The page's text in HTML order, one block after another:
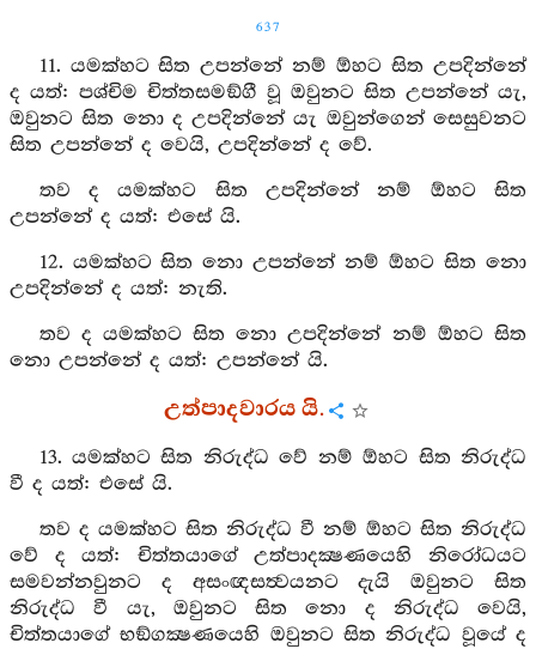
637
11. යමක්හට සිත උපන්නේ නම් ඕහට සිත උපදින්නේ
ද යත්: පශ්චිම චිත්තසමඞ්ගී වූ ඔවුනට සිත උපන්නේ යැ,
ඔවුනට සිත නො ද උපදින්නේ යැ ඔවුන්ගෙන් සෙසුවනට
සිත උපන්නේ ද වෙයි, උපදින්නේ ද වේ.
තව ද යමක්හට සිත උපදින්නේ නම් ඕහට සිත
උපන්නේ ද යත්: එසේ යි.
12. යමක්හට සිත නො උපන්නේ නම් ඕහට සිත නො
උපදින්නේ ද යත්: නැති.
තව ද යමක්හට සිත නො උපදින්නේ නම් ඕහට සිත
නො උපන්නේ ද යත්: උපන්නේ යි.
උත්පාදවාරය යි.
13. යමක්හට සිත නිරුද්ධ වේ නම් ඕහට සිත නිරුද්ධ
වී ද යත්: එසේ යි.
තව ද යමක්හට සිත නිරුද්ධ වී නම් ඕහට සිත නිරුද්ධ
වේ ද යත්: චිත්තයාගේ උත්පාදක්‍ෂණයෙහි නිරෝධයට
සමවන්නවුනට ද අසංඥසත්‍වයනට දැයි ඔවුනට සිත
නිරුද්ධ වී යැ, ඔවුනට සිත නො ද නිරුද්ධ වෙයි,
චිත්තයාගේ භඞ්ගක්‍ෂණයෙහි ඔවුනට සිත නිරුද්ධ වූයේ ද